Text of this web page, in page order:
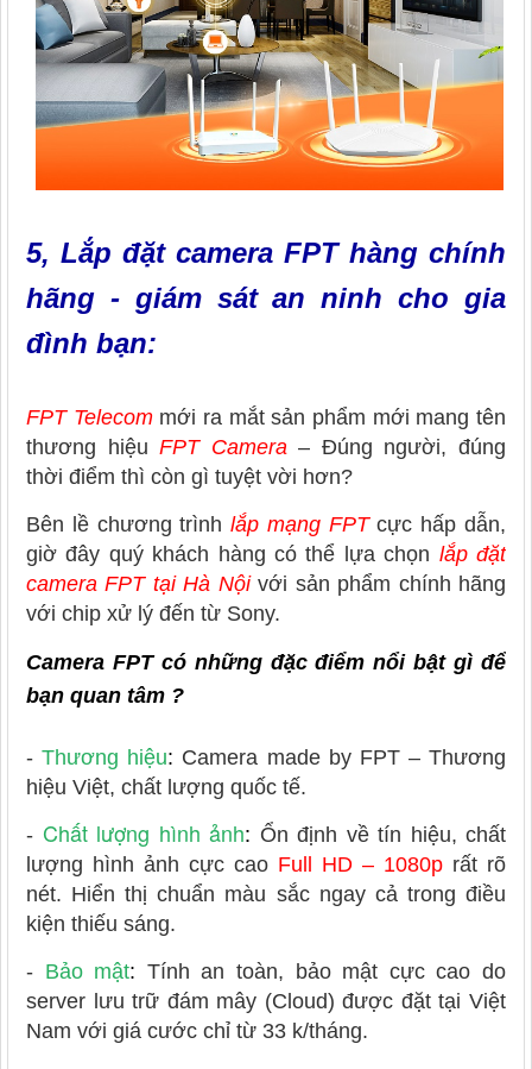
5, Lắp đặt camera FPT hàng chính
hãng - giám sát an ninh cho gia
đình bạn:
FPT Telecommới ra mắt sản phẩm mới mang tên
thương hiệuFPT Camera – Đúng người, đúng
thời điểm thì còn gì tuyệt vời hơn?
Bên lề chương trìnhlắp mạng FPTcực hấp dẫn,
giờ đây quý khách hàng có thể lựa chọn lắp đặt
camera FPTtại Hà Nộivới sản phẩm chính hãng
với chip xử lý đến từ Sony.
Camera FPT có những đặc điểm nổi bật gì để
bạn quan tâm ?
-Thương hiệu: Camera made by FPT – Thương
hiệu Việt, chất lượng quốc tế.
- Chất lượng hình ảnh: Ổn định về tín hiệu, chất
lượng hình ảnh cực cao Full HD – 1080p rất rõ
nét. Hiển thị chuẩn màu sắc ngay cả trong điều
kiện thiếu sáng.
- Bảo mật: Tính an toàn, bảo mật cực cao do
server lưu trữ đám mây (Cloud) được đặt tại Việt
Nam với giá cước chỉ từ 33 k/tháng.